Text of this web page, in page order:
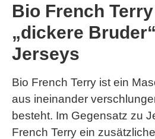
Bio French
„dickere
Jerseys
Bio French Terry ist ein
aus ineinander
besteht. Im Gegensatz zu
French Terry ein